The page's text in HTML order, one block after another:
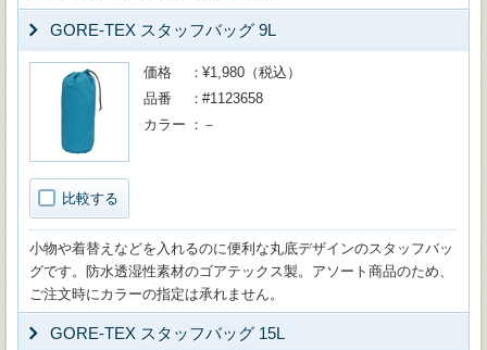
GORE-TEX スタッフバッグ 9L
比較する
価格
¥1,980（税込）
品番
#1123658
カラー
－
小物や着替えなどを入れるのに便利な丸底デザインのスタッフバッ
グです。防水透湿性素材のゴアテックス製。アソート商品のため、
ご注文時にカラーの指定は承れません。
GORE-TEX スタッフバッグ 15L